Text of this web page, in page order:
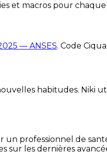
et macros pour
— ANSES. Code
habitudes. Niki
professionnel de
sur les dernières